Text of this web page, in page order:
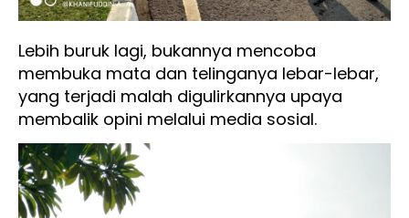
Lebih buruk lagi, bukannya mencoba
membuka mata dan telinganya lebar-lebar,
yang terjadi malah digulirkannya upaya
membalik opini melalui media sosial.